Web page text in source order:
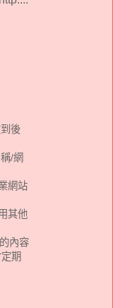
後
/網
網站
其他
內容
期